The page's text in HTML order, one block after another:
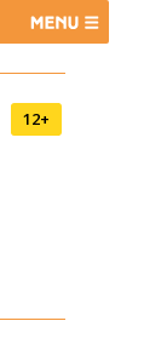
12+